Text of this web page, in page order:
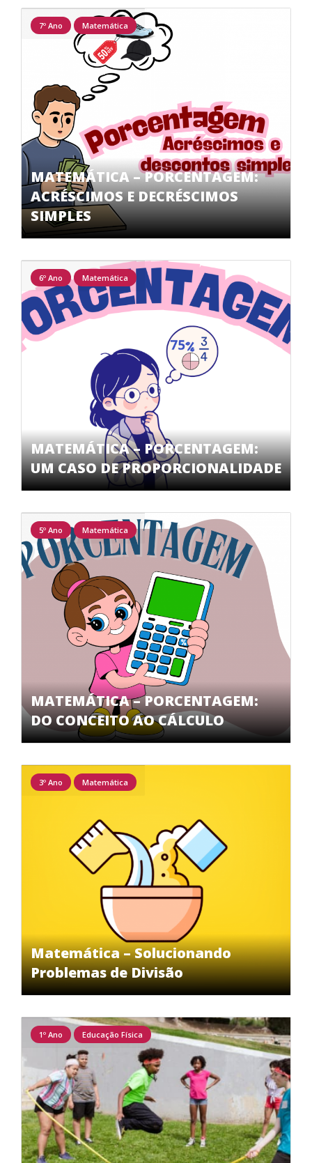
MATEMÁTICA – PORCENTAGEM:
ACRÉSCIMOS E DECRÉSCIMOS
SIMPLES
7º Ano Matemática
MATEMÁTICA – PORCENTAGEM:
UM CASO DE PROPORCIONALIDADE
6º Ano Matemática
MATEMÁTICA – PORCENTAGEM:
DO CONCEITO AO CÁLCULO
5º Ano Matemática
Matemática – Solucionando
Problemas de Divisão
3º Ano Matemática
1º Ano Educação Física